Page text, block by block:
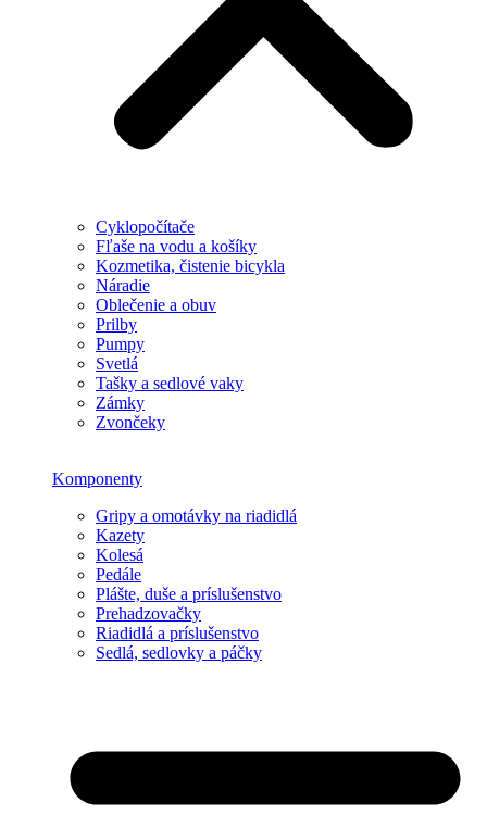
Cyklopočítače
Fľaše na vodu a košíky
Kozmetika, čistenie bicykla
Náradie
Oblečenie a obuv
Prilby
Pumpy
Svetlá
Tašky a sedlové vaky
Zámky
Zvončeky
Komponenty
Gripy a omotávky na riadidlá
Kazety
Kolesá
Pedále
Plášte, duše a príslušenstvo
Prehadzovačky
Riadidlá a príslušenstvo
Sedlá, sedlovky a páčky